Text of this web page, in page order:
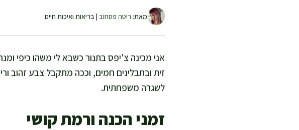
מאת: ריטה פסחוב | בריאות ואיכות חיים
אני מכינה צ'יפס בתנור כשבא לי משהו כיפי
זית ובתבלינים חמים, וככה מתקבל צבע זהוב
לשגרה משפחתית.
זמני הכנה ורמת קושי